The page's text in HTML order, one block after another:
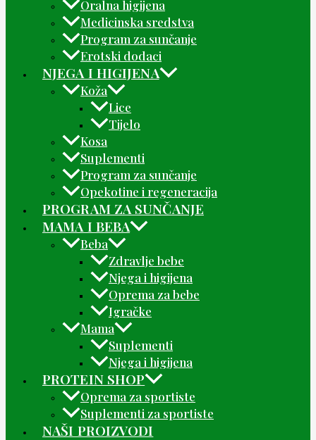
Oralna higijena
Medicinska sredstva
Program za sunčanje
Erotski dodaci
NJEGA I HIGIJENA
Koža
Lice
Tijelo
Kosa
Suplementi
Program za sunčanje
Opekotine i regeneracija
PROGRAM ZA SUNČANJE
MAMA I BEBA
Beba
Zdravlje bebe
Njega i higijena
Oprema za bebe
Igračke
Mama
Suplementi
Njega i higijena
PROTEIN SHOP
Oprema za sportiste
Suplementi za sportiste
NAŠI PROIZVODI